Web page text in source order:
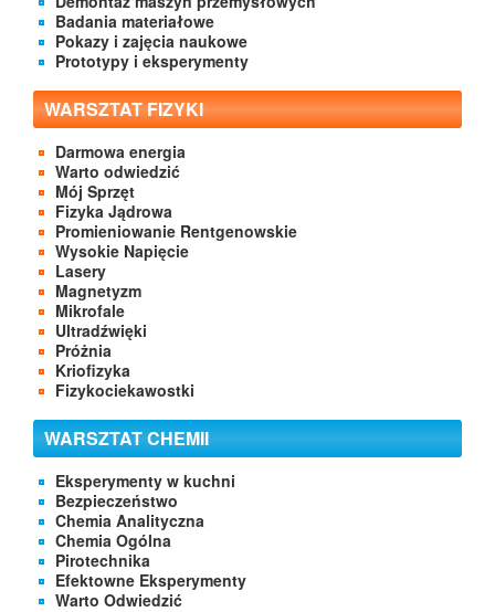
Badania materiałowe
Pokazy i zajęcia naukowe
Prototypy i eksperymenty
WARSZTAT FIZYKI
Darmowa energia
Warto odwiedzić
Mój Sprzęt
Fizyka Jądrowa
Promieniowanie Rentgenowskie
Wysokie Napięcie
Lasery
Magnetyzm
Mikrofale
Ultradźwięki
Próżnia
Kriofizyka
Fizykociekawostki
WARSZTAT CHEMII
Eksperymenty w kuchni
Bezpieczeństwo
Chemia Analityczna
Chemia Ogólna
Pirotechnika
Efektowne Eksperymenty
Warto Odwiedzić